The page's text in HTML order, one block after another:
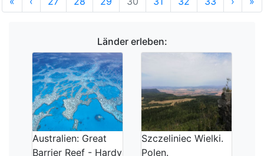
Länder erleben:
Australien: Great
Barrier Reef - Hardy
Szczeliniec Wielki.
Polen.